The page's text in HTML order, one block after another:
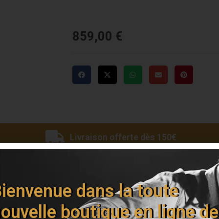
859,00 €
Livraison offerte dès 150€
dans la toute
boutique en ligne de